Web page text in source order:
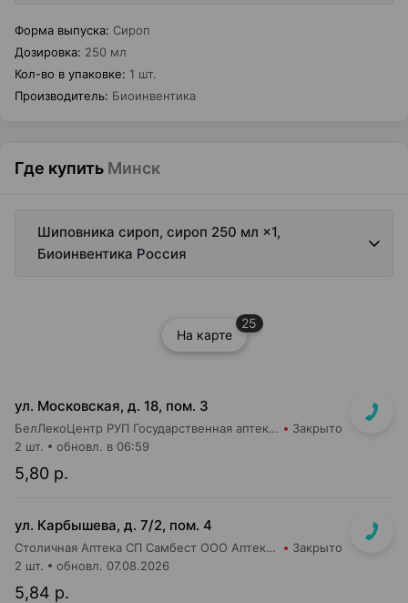
Форма выпуска: Сироп
Дозировка: 250 мл
Кол-во в упаковке: 1 шт.
Производитель: Биоинвентика
Где купить Минск
Шиповника сироп, сироп 250 мл ×1,
Биоинвентика Россия
На карте
25
ул. Московская, д. 18, пом. 3
БелЛекоЦентр РУП Государственная аптека №5 Закрыто
5,80 р.
2 шт. обновл. в 06:59
ул. Карбышева, д. 7/2, пом. 4
Столичная Аптека СП Самбест ООО Аптека №15 Закрыто
5,84 р.
2 шт. обновл. 07.08.2026